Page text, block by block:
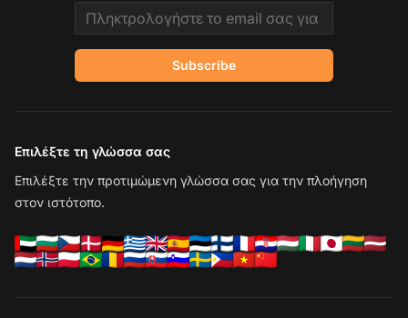
Email address
Subscribe
Επιλέξτε τη γλώσσα σας
Επιλέξτε την προτιμώμενη γλώσσα σας για την πλοήγηση
στον ιστότοπο.